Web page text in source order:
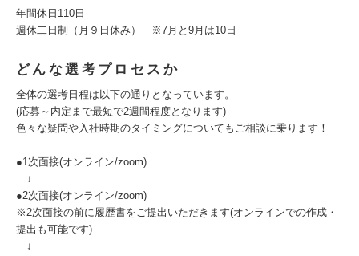
年間休日110日
週休二日制（月９日休み） ※7月と9月は10日
どんな選考プロセスか
全体の選考日程は以下の通りとなっています。
(応募～内定まで最短で2週間程度となります)
色々な疑問や入社時期のタイミングについてもご相談に乗ります！
●1次面接(オンライン/zoom)
↓
●2次面接(オンライン/zoom)
※2次面接の前に履歴書をご提出いただきます(オンラインでの作成・
提出も可能です)
↓